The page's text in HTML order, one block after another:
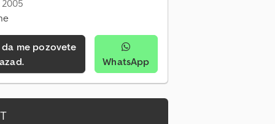
WhatsApp